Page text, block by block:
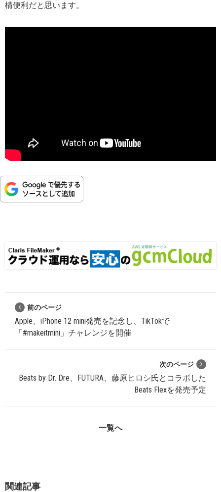
構便利だと思います。
前のページ
Apple、iPhone 12 mini発売を記念し、TikTokで
「#makeitmini」チャレンジを開催
次のページ
Beats by Dr. Dre、FUTURA、藤原ヒロシ氏とコラボした
Beats Flexを発売予定
一覧へ
関連記事